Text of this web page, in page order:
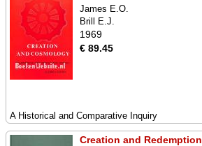
James E.O.
Brill E.J.
1969
€ 89.45
A Historical and Comparative Inquiry
Creation and Redemption